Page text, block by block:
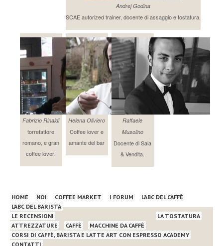
Andrej Godina
SCAE autorized trainer, docente di assaggio e tostatura.
Fabrizio Rinaldi
torrefattore
romano, e gran
coffee lover!
Helena Oliviero
Coffee lover e
amante del bar
Raffaele
Musolino
Docente di Sala
& Vendita.
HOME NOI COFFEE MARKET I FORUM
L’ABC DEL CAFFÈ
L’ABC DEL BARISTA
LE RECENSIONI
ATTREZZATURE
CAFFÈ MACCHINE DA CAFFÈ
LA TOSTATURA
CORSI DI CAFFÈ, BARISTA E LATTE ART CON ESPRESSO ACADEMY
CONTATTI